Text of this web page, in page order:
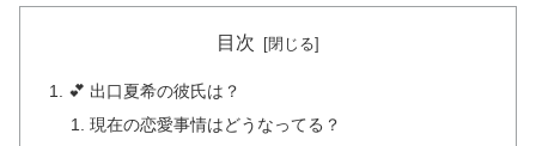
目次
💕 出口夏希の彼氏は？
現在の恋愛事情はどうなってる？